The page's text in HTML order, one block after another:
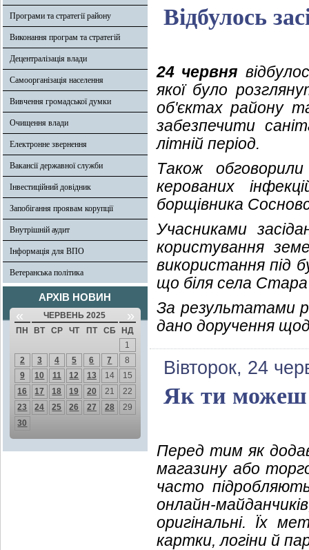
Програми та стратегії району
Виконання програм та стратегій
Децентралізація влади
Самоорганізація населення
Вивчення громадської думки
Очищення влади
Електронне звернення
Вакансії державної служби
Інвестиційний довідник
Запобігання проявам корупції
Внутрішній аудит
Інформація для ВПО
Ветеранська політика
АРХІВ НОВИН
« ЧЕРВЕНЬ 2025 »
ПН ВТ СР ЧТ ПТ СБ
НД
1
2
3 4 5 6 7
8
9
10 11 12 13 14
15
16
17 18 19 20 21
22
23
24 25 26 27 28
29
30
Відбулось
24 червня
якої було
об'єктах району
забезпечити
літній період.
Також обговорили
керованих
борщівника
Учасниками
користування
використання під
що біля села Стара
За результатами
дано доручення
Вівторок, 24
Як ти можеш
Перед тим як
магазину або
часто
онлайн-
оригінальні. Їх
картки, логіни й